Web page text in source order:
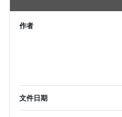
作者
文件日期